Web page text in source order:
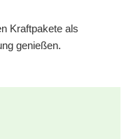
Kraftpakete als
genießen.